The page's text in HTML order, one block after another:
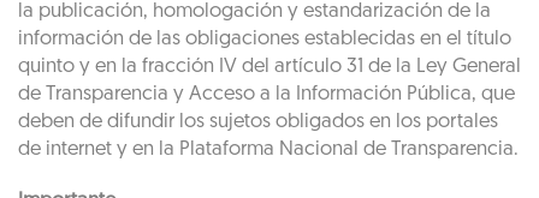
la publicación, homologación y estandarización de la
información de las obligaciones establecidas en el título
quinto y en la fracción IV del artículo 31 de la Ley General
de Transparencia y Acceso a la Información Pública, que
deben de difundir los sujetos obligados en los portales
de internet y en la Plataforma Nacional de Transparencia.